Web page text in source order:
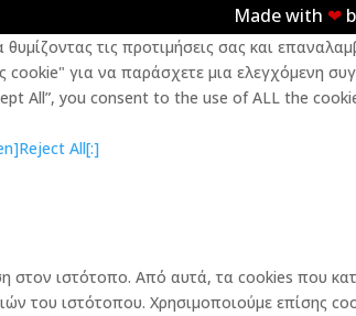
Made with ❤︎
τις προτιμήσεις σας και
για να παράσχετε μια ελεγχόμενη
All”, you consent to the use of ALL the
All[:]
στον ιστότοπο. Από αυτά, τα cookies που
του ιστότοπου. Χρησιμοποιούμε επίσης